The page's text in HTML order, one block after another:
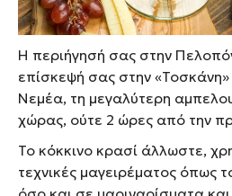
Η περιήγησή σας στην
επίσκεψή σας στην
Νεμέα, τη μεγαλύτερη
χώρας, ούτε 2 ώρες από την
Το κόκκινο κρασί άλλωστε,
τεχνικές μαγειρέματος όπως